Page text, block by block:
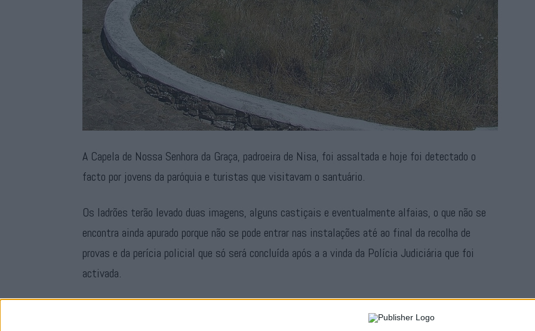
A Capela de Nossa Senhora da Graça, padroeira de Nisa, foi assaltada e hoje foi detectado o
facto por jovens da paróquia e turistas que visitavam o santuário.
Os ladrões terão levado duas imagens, alguns castiçais e eventualmente alfaias, o que não se
encontra ainda apurado porque não se pode entrar nas instalações até ao final da recolha de
provas e da perícia policial que só será concluída após a a vinda da Polícia Judiciária que foi
activada.